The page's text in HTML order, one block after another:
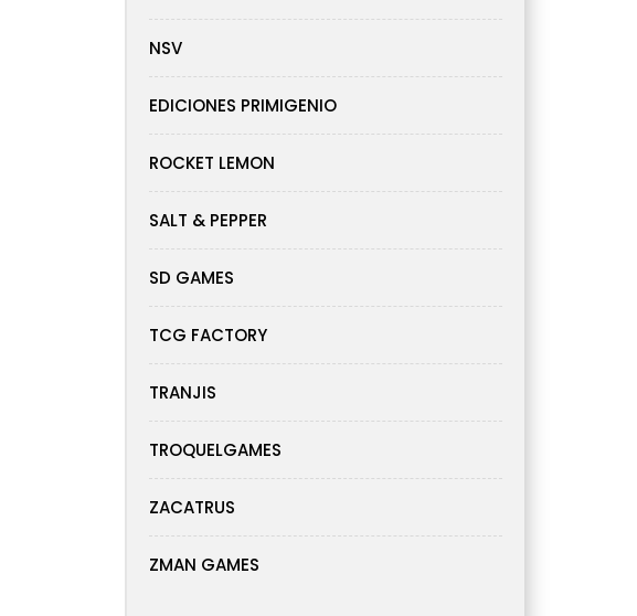
NSV
EDICIONES PRIMIGENIO
ROCKET LEMON
SALT & PEPPER
SD GAMES
TCG FACTORY
TRANJIS
TROQUELGAMES
ZACATRUS
ZMAN GAMES